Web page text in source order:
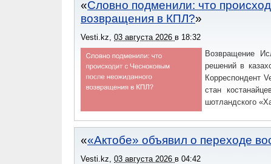
Словно подменили: что
возвращения в КПЛ?
Vesti.kz, 03 августа 2026 в 18:32
Возвращение
решений в
Корреспондент
стан
шотландского
«Актобе» объявил о переходе
Vesti.kz, 03 августа 2026 в 04:42